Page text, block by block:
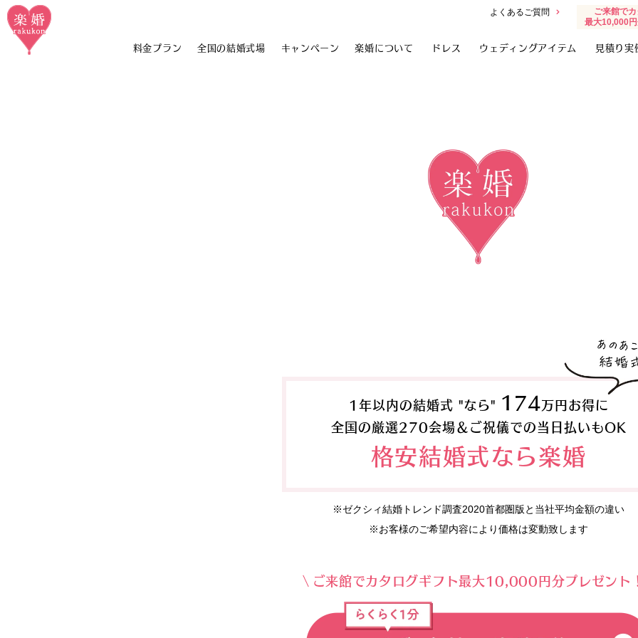
よくあるご質問
ご来館で
最大10,000
料金プラン 全国の結婚式場 キャンペーン 楽婚について ドレス ウェディングアイテム 見積り実
1年以内の結婚式 "なら" 174万円お得に
全国の厳選270会場＆ご祝儀での当日払いもOK
格安結婚式なら楽婚
※ゼクシィ結婚トレンド調査2020首都圏版と当社平均金額の違い
※お客様のご希望内容により価格は変動致します
ご来館でカタログギフト最大10,000円分プレゼント